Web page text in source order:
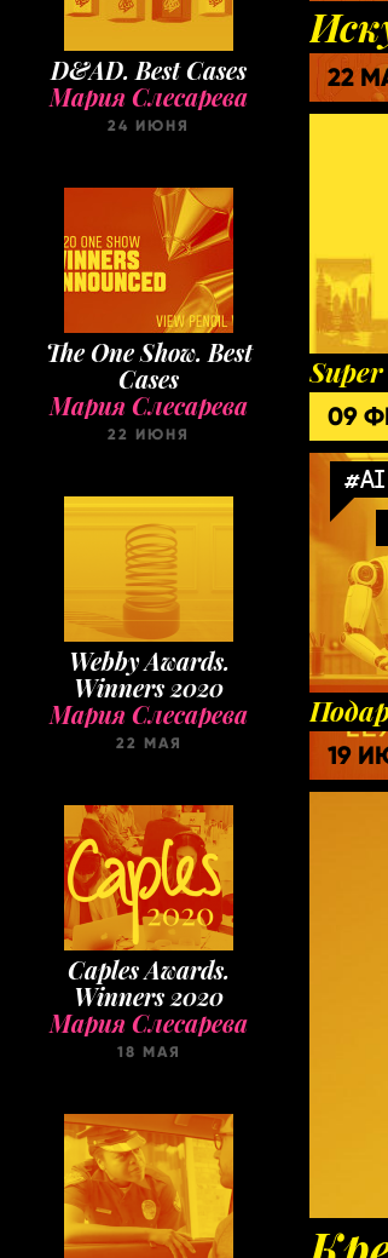
D&AD. Best Cases
Мария Слесарева
24 ИЮНЯ
The One Show. Best
Cases
Мария Слесарева
22 ИЮНЯ
Webby Awards.
Winners 2020
Мария Слесарева
22 МАЯ
Caples Awards.
Winners 2020
Мария Слесарева
18 МАЯ
22
09
#AI
19